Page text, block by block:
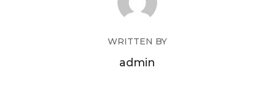
WRITTEN BY
admin